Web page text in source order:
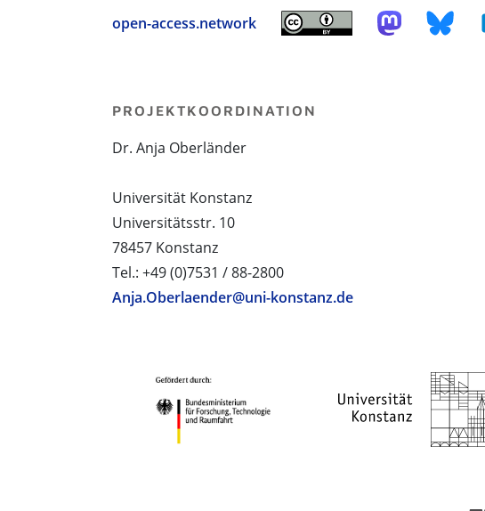
open-access.network
PROJEKTKOORDINATION
Dr. Anja Oberländer
Universität Konstanz
Universitätsstr. 10
78457 Konstanz
Tel.: +49 (0)7531 / 88-2800
Anja.Oberlaender@uni-konstanz.de